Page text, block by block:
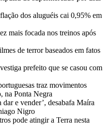
dos aluguéis cai 0,95% em
mais focada nos treinos após
de terror baseados em fatos
prefeito que se casou com
traz movimentos
na Ponta Negra
dar e vender’, desabafa Maíra
Nigro
pode atingir a Terra nesta